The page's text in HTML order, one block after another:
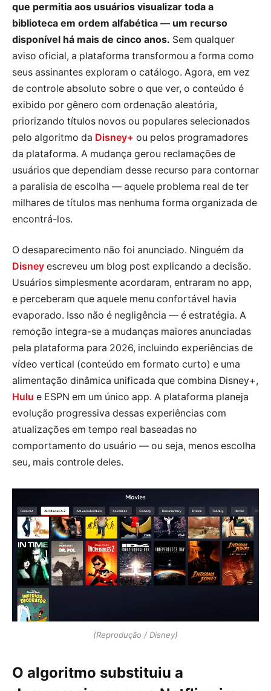
que permitia aos usuários visualizar toda a
biblioteca em ordem alfabética — um recurso
disponível há mais de cinco anos. Sem qualquer
aviso oficial, a plataforma transformou a forma como
seus assinantes exploram o catálogo. Agora, em vez
de controle absoluto sobre o que ver, o conteúdo é
exibido por gênero com ordenação aleatória,
priorizando títulos novos ou populares selecionados
pelo algoritmo da Disney+ ou pelos programadores
da plataforma. A mudança gerou reclamações de
usuários que dependiam desse recurso para contornar
a paralisia de escolha — aquele problema real de ter
milhares de títulos mas nenhuma forma organizada de
encontrá-los.
O desaparecimento não foi anunciado. Ninguém da
Disney escreveu um blog post explicando a decisão.
Usuários simplesmente acordaram, entraram no app,
e perceberam que aquele menu confortável havia
evaporado. Isso não é negligência — é estratégia. A
remoção integra-se a mudanças maiores anunciadas
pela plataforma para 2026, incluindo experiências de
vídeo vertical (conteúdo em formato curto) e uma
alimentação dinâmica unificada que combina Disney+,
Hulu e ESPN em um único app. A plataforma planeja
evolução progressiva dessas experiências com
atualizações em tempo real baseadas no
comportamento do usuário — ou seja, menos escolha
seu, mais controle deles.
(Reprodução / Disney)
O algoritmo substituiu a